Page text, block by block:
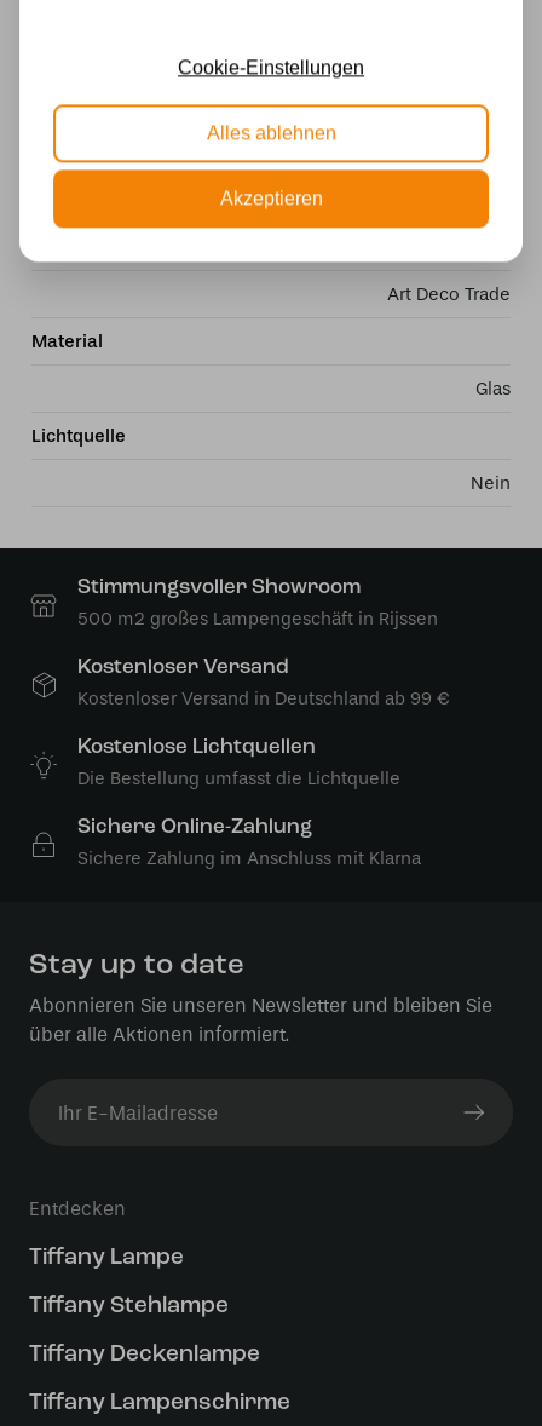
Auf der Innenseite des Glasschirms befinden sich 3
Durchmesser 45cm
Spezifikationen
Art Deco Trade
Material
Glas
Lichtquelle
Nein
Stimmungsvoller Showroom
500 m2 großes Lampengeschäft in Rijssen
Kostenloser Versand
Kostenloser Versand in Deutschland ab 99 €
Kostenlose Lichtquellen
Die Bestellung umfasst die Lichtquelle
Sichere Online-Zahlung
Sichere Zahlung im Anschluss mit Klarna
Stay up to date
Abonnieren Sie unseren Newsletter und bleiben Sie
über alle Aktionen informiert.
Entdecken
Tiffany Lampe
Tiffany Stehlampe
Tiffany Deckenlampe
Tiffany Lampenschirme
Cookie-Einstellungen
Alles ablehnen
Akzeptieren